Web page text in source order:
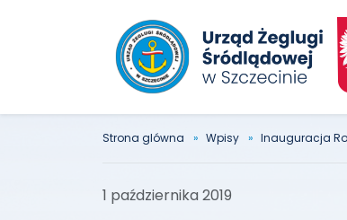
Strona glówna Wpisy Inauguracja
1 października 2019